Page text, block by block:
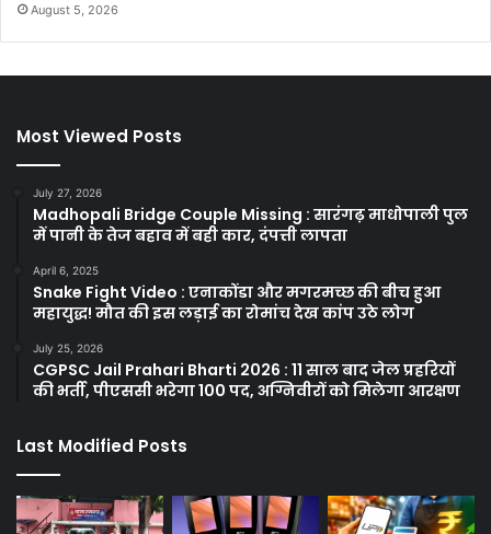
August 5, 2026
Most Viewed Posts
July 27, 2026
Madhopali Bridge Couple Missing : सारंगढ़ माधोपाली पुल
में पानी के तेज बहाव में बही कार, दंपत्ती लापता
April 6, 2025
Snake Fight Video : एनाकोंडा और मगरमच्छ की बीच हुआ
महायुद्ध! मौत की इस लड़ाई का रोमांच देख कांप उठे लोग
July 25, 2026
CGPSC Jail Prahari Bharti 2026 : 11 साल बाद जेल प्रहरियों
की भर्ती, पीएससी भरेगा 100 पद, अग्निवीरों को मिलेगा आरक्षण
Last Modified Posts